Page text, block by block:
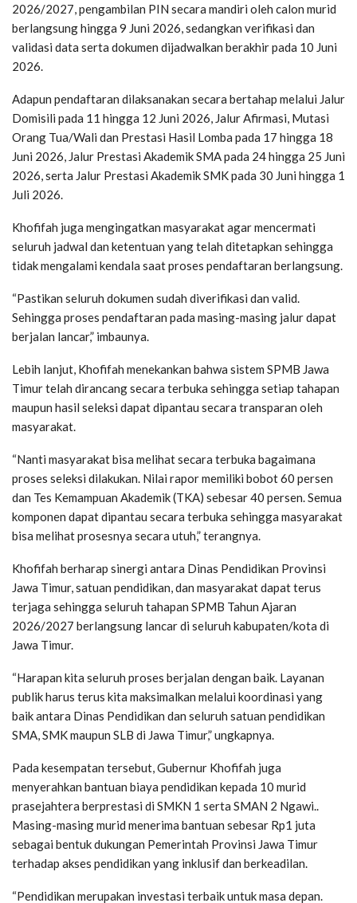
2026/2027, pengambilan PIN secara mandiri oleh calon murid
berlangsung hingga 9 Juni 2026, sedangkan verifikasi dan
validasi data serta dokumen dijadwalkan berakhir pada 10 Juni
2026.
Adapun pendaftaran dilaksanakan secara bertahap melalui Jalur
Domisili pada 11 hingga 12 Juni 2026, Jalur Afirmasi, Mutasi
Orang Tua/Wali dan Prestasi Hasil Lomba pada 17 hingga 18
Juni 2026, Jalur Prestasi Akademik SMA pada 24 hingga 25 Juni
2026, serta Jalur Prestasi Akademik SMK pada 30 Juni hingga 1
Juli 2026.
Khofifah juga mengingatkan masyarakat agar mencermati
seluruh jadwal dan ketentuan yang telah ditetapkan sehingga
tidak mengalami kendala saat proses pendaftaran berlangsung.
“Pastikan seluruh dokumen sudah diverifikasi dan valid.
Sehingga proses pendaftaran pada masing-masing jalur dapat
berjalan lancar,” imbaunya.
Lebih lanjut, Khofifah menekankan bahwa sistem SPMB Jawa
Timur telah dirancang secara terbuka sehingga setiap tahapan
maupun hasil seleksi dapat dipantau secara transparan oleh
masyarakat.
“Nanti masyarakat bisa melihat secara terbuka bagaimana
proses seleksi dilakukan. Nilai rapor memiliki bobot 60 persen
dan Tes Kemampuan Akademik (TKA) sebesar 40 persen. Semua
komponen dapat dipantau secara terbuka sehingga masyarakat
bisa melihat prosesnya secara utuh,” terangnya.
Khofifah berharap sinergi antara Dinas Pendidikan Provinsi
Jawa Timur, satuan pendidikan, dan masyarakat dapat terus
terjaga sehingga seluruh tahapan SPMB Tahun Ajaran
2026/2027 berlangsung lancar di seluruh kabupaten/kota di
Jawa Timur.
“Harapan kita seluruh proses berjalan dengan baik. Layanan
publik harus terus kita maksimalkan melalui koordinasi yang
baik antara Dinas Pendidikan dan seluruh satuan pendidikan
SMA, SMK maupun SLB di Jawa Timur,” ungkapnya.
Pada kesempatan tersebut, Gubernur Khofifah juga
menyerahkan bantuan biaya pendidikan kepada 10 murid
prasejahtera berprestasi di SMKN 1 serta SMAN 2 Ngawi..
Masing-masing murid menerima bantuan sebesar Rp1 juta
sebagai bentuk dukungan Pemerintah Provinsi Jawa Timur
terhadap akses pendidikan yang inklusif dan berkeadilan.
“Pendidikan merupakan investasi terbaik untuk masa depan.